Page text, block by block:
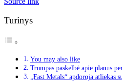
Turinys
You may also like
Trumpas paskelbė apie planus
„Fast Metals“ apdoroja atliekas